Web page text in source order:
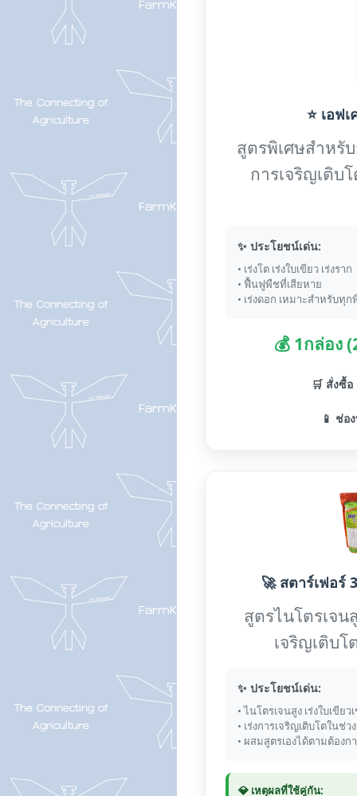
⭐ เอฟ
สูตรพิเศษสำหรั
การเจริญเติบ
✨ ประโยชน์เด่น:
• เร่งโต เร่งใบเขียว เร่งราก
• ฟื้นฟูพืชที่เสียหาย
• เร่งดอก เหมาะสำหรับทุ
💰 1กล่อง
🛒 สั่งซื้
📱 ช่อ
🚀 สตาร์เฟอร์
สูตรไนโตรเจน
เจริญเติบโ
✨ ประโยชน์เด่น:
• ไนโตรเจนสูง เร่งใบเขียว
• เร่งการเจริญเติบโตในช่ว
• ผสมสูตรเองได้ตามต้องก
💎 เหตุผลที่ใช้คู่กัน: